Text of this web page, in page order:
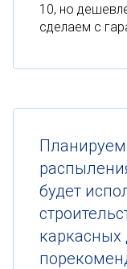
10, но
сделаем с
Планируем
будет
каркасных